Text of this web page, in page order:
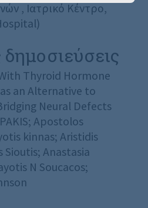
, Ιατρικό Κέντρο,
Thyroid Hormone
an Alternative to
Neural Defects
Apostolos
kinnas; Aristidis
Sioutis; Anastasia
N Soucacos;